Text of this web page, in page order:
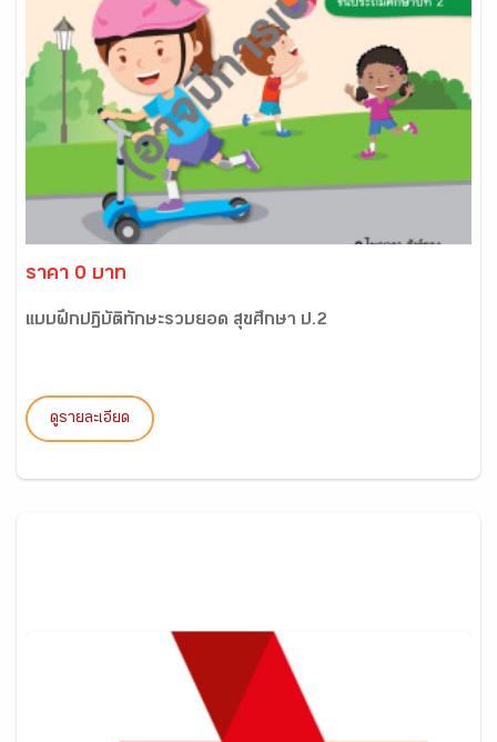
ราคา 0 บาท
แบบฝึกปฏิบัติทักษะรวบยอด สุขศึกษา ป.2
ดูรายละเอียด